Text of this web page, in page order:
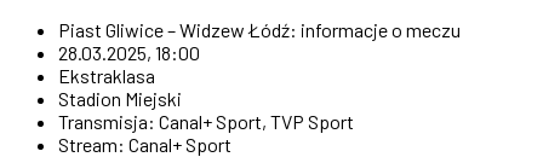
Piast Gliwice – Widzew Łódź: informacje o meczu
28.03.2025, 18:00
Ekstraklasa
Stadion Miejski
Transmisja: Canal+ Sport, TVP Sport
Stream: Canal+ Sport